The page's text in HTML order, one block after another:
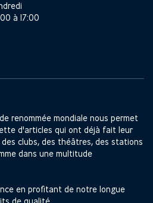
à 17:00
renommée mondiale nous permet
d'articles qui ont déjà fait leur
clubs, des théâtres, des stations
dans une multitude
en profitant de notre longue